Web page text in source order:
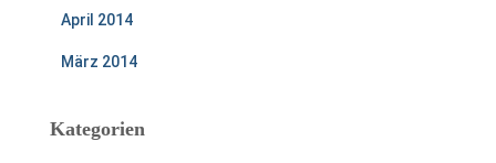
April 2014
März 2014
Kategorien